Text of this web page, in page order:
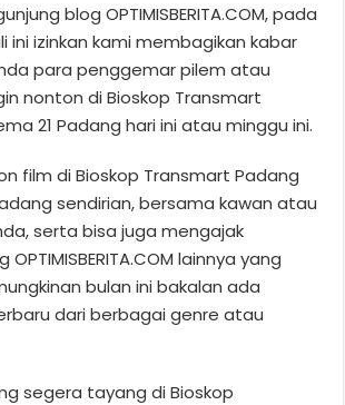
blog OPTIMISBERITA.COM, pada
ini izinkan kami membagikan kabar
para penggemar pilem atau
nonton di Bioskop Transmart
21 Padang hari ini atau minggu ini.
film di Bioskop Transmart Padang
sendirian, bersama kawan atau
serta bisa juga mengajak
lainnya yang
bulan ini bakalan ada
dari berbagai genre atau
segera tayang di Bioskop